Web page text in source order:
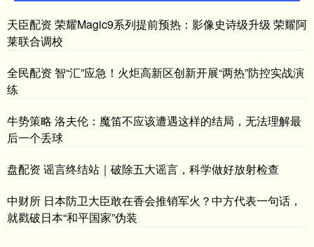
天臣配资 荣耀Magic9系列提前预热：影像史诗级升级 荣耀阿
莱联合调校
全民配资 智“汇”应急！火炬高新区创新开展“两热”防控实战演
练
牛势策略 洛夫伦：魔笛不应该遭遇这样的结局，无法理解最
后一个丢球
盘配资 谣言终结站｜破除五大谣言，科学做好放射检查
中财所 日本防卫大臣敢在香会推销军火？中方代表一句话，
就戳破日本“和平国家”伪装